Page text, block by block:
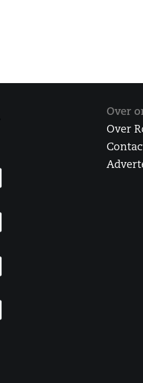
Over
Over